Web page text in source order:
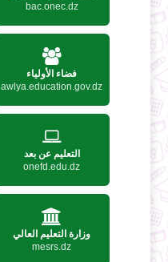
bac.onec.dz
فضاء الأولياء
awlya.education.gov.dz
التعليم عن بعد
onefd.edu.dz
وزارة التعليم العالي
mesrs.dz